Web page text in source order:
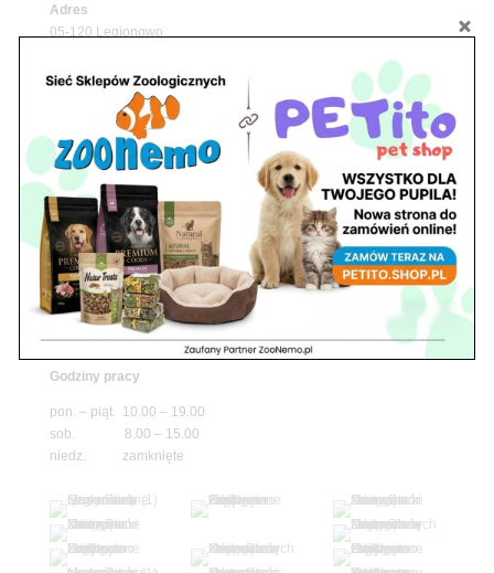
Adres
05-120 Legionowo
pawilon 134
tel./fax. 22 784 71 96
Godziny pracy
pon. – piąt. 10.00 – 19.00
sob. 10.00 – 15.00
niedz. zamknięte
Adres
05-100 Nowy Dwór Mazowiecki
ul. Leśna 2
tel. 503 900 215
Godziny pracy
pon. – piąt. 10.00 – 19.00
sob. 8.00 – 15.00
niedz. zamknięte